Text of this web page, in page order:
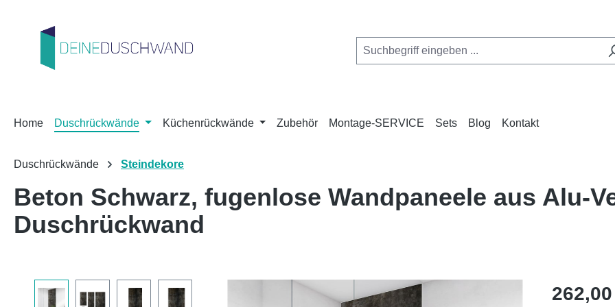
Home Duschrückwände Küchenrückwände Zubehör Montage-SERVICE Sets Blog Kontakt
Duschrückwände Steindekore
Beton Schwarz, fugenlose Wandpaneele aus Alu-
Duschrückwand
Regulärer